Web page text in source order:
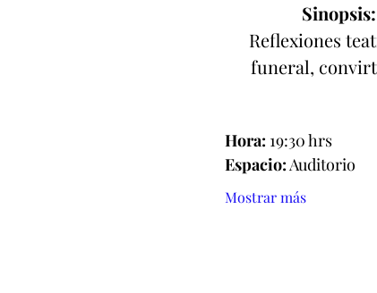
Sinopsis:
Reflexiones
funeral,
Hora: 19:30 hrs
Espacio: Auditorio
Mostrar más